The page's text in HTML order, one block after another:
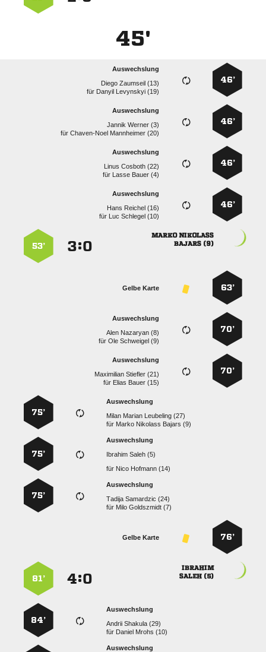
45'
46’
Auswechslung
  
für   
46’
Auswechslung
  
für  
46’
Auswechslung
  
für   
46’
Auswechslung
  
für   
 
 
:
53’
63’
Gelbe Karte
70’
Auswechslung
  
für  
70’
Auswechslung
  
für   
Auswechslung
   
für    
75’
Auswechslung
  
für   
75’
Auswechslung
  
für   
75’
76’
Gelbe Karte

 
:
81’
Auswechslung
  
für   
84’
Auswechslung